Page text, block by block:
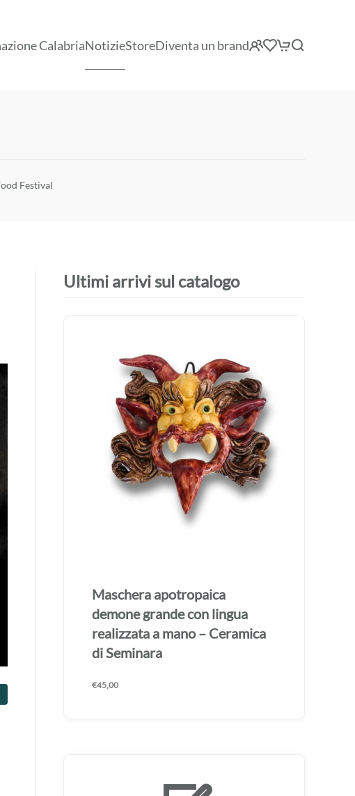
CalabriaNotizieStoreDiventa un brand
Festival
Ultimi arrivi sul catalogo
Maschera apotropaica
demone grande con lingua
realizzata a mano – Ceramica
di Seminara
€45,00